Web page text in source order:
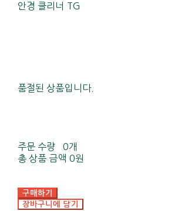
안경 클리너 TG
품절된 상품입니다.
주문 수량
0개
총 상품 금액 0원
구매하기
장바구니에 담기